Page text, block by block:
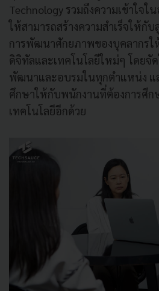
Technology รวมถึงความเข้าใจใ
ให้สามารถสร้างความสำเร็จให้กับ
การพัฒนาศักยภาพของบุคลากรใ
ดิจิทัลและเทคโนโลยีใหม่ๆ โดยจั
พัฒนาและอบรมในทุกตำแหน่ง แ
ศึกษาให้กับพนักงานที่ต้องการศึก
เทคโนโลยีอีกด้วย